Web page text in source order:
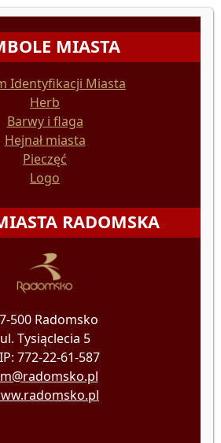
MIASTA
Identyfikacji Miasta
Herb
Barwy i flaga
Hejnał miasta
Pieczęć
Logo
RADOMSKA
500 Radomsko
ul. Tysiąclecia 5
772-22-61-587